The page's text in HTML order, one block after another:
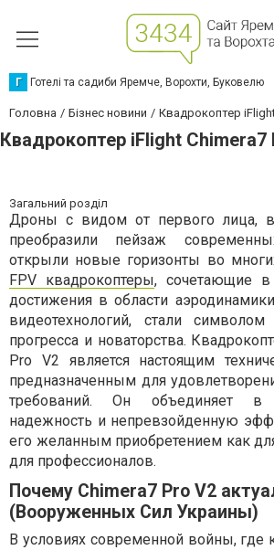
Г Готелі та садиби Яремче, Ворохти, Буковелю
Головна Бізнес новини Квадрокоптер
Квадрокоптер iFlight Chimera7
Загальний розділ
Дроны с видом от первого лица,
преобразили пейзаж
открыли новые горизонты во
FPV квадрокоптеры, сочетающие
достижения в области
видеотехнологий, стали символом
прогресса и новаторства.
Pro V2 является настоящим
предназначенным для
требований. Он объединяет в
надежность и непревзойденную
его желанным приобретением как
для профессионалов.
Почему Chimera7 Pro V2
(Вооруженных Сил Украины)
В условиях современной войны, где